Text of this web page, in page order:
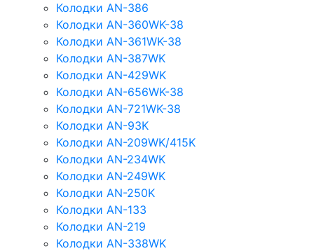
Колодки AN-386
Колодки AN-360WK-38
Колодки AN-361WK-38
Колодки AN-387WK
Колодки AN-429WK
Колодки AN-656WK-38
Колодки AN-721WK-38
Колодки AN-93K
Колодки AN-209WK/415K
Колодки AN-234WK
Колодки AN-249WK
Колодки AN-250K
Колодки AN-133
Колодки AN-219
Колодки AN-338WK